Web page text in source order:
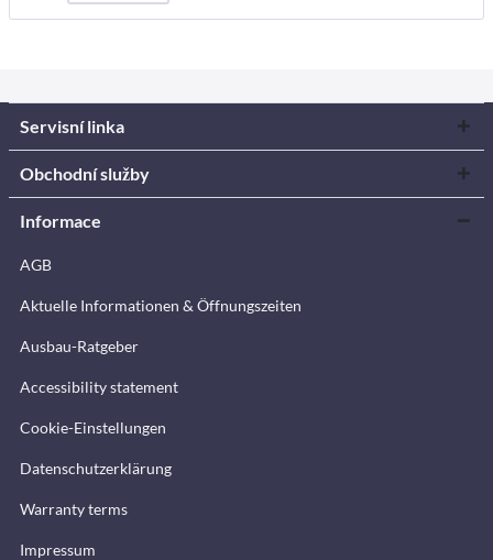
Servisní linka
Obchodní služby
Informace
AGB
Aktuelle Informationen & Öffnungszeiten
Ausbau-Ratgeber
Accessibility statement
Cookie-Einstellungen
Datenschutzerklärung
Warranty terms
Impressum